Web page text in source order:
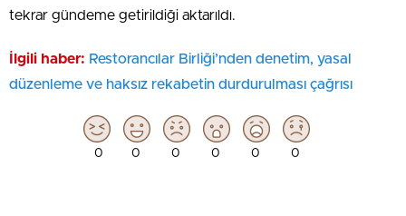
tekrar gündeme getirildiği aktarıldı.
İlgili haber: Restorancılar Birliği’nden denetim, yasal
düzenleme ve haksız rekabetin durdurulması çağrısı
0 0 0 0 0 0